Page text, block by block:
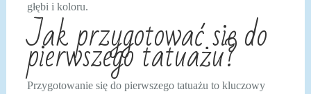
głębi i koloru.
Jak przygotować się do
pierwszego tatuażu?
Przygotowanie się do pierwszego tatuażu to kluczowy